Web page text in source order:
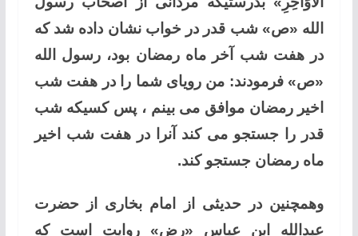
الله «ص» شب قدر در خواب نشان داده شد که
در هفت شب آخر ماه رمضان بود، رسول الله
«ص» فرمودند: من رویای شما را در هفت شب
اخیر رمضان موافق می بینم ، پس کسیکه شب
قدر را جستجو می کند آنرا در هفت شب اخیر
ماه رمضان جستجو کند.
وهمچنین در حدیثی از امام بخاری از حضرت
عبدالله ابن عباس «رض» روایت است که